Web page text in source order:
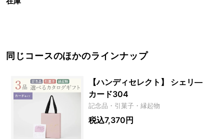
同じコースのほかのラインナップ
【ハンディセレクト】 シェリ―
カード304
記念品・引菓子・縁起物
税込7,370円